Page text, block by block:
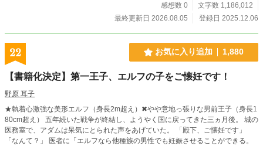
感想数 0
文字数 1,186,012
最終更新日 2026.08.05
登録日 2025.12.06
22 お気に入り追加 1,880
【書籍化決定】第一王子、エルフの子をご懐妊です！
野原 耳子
★執着心激強な美形エルフ（身長2m超え）✖やや意地っ張りな男前王子（身長1
80cm超え） 五年続いた戦争が終結し、ようやく国に戻ってきた三ヵ月後。 城の
医務室で、アダムは呆気にとられた声をあげていた。 「殿下、ご懐妊です」
「なんて？」 医者に「エルフなら他種族の男性でも妊娠させることができる。